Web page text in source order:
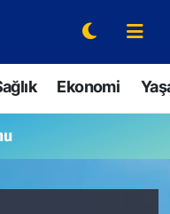
Ekonomi
Fikstür